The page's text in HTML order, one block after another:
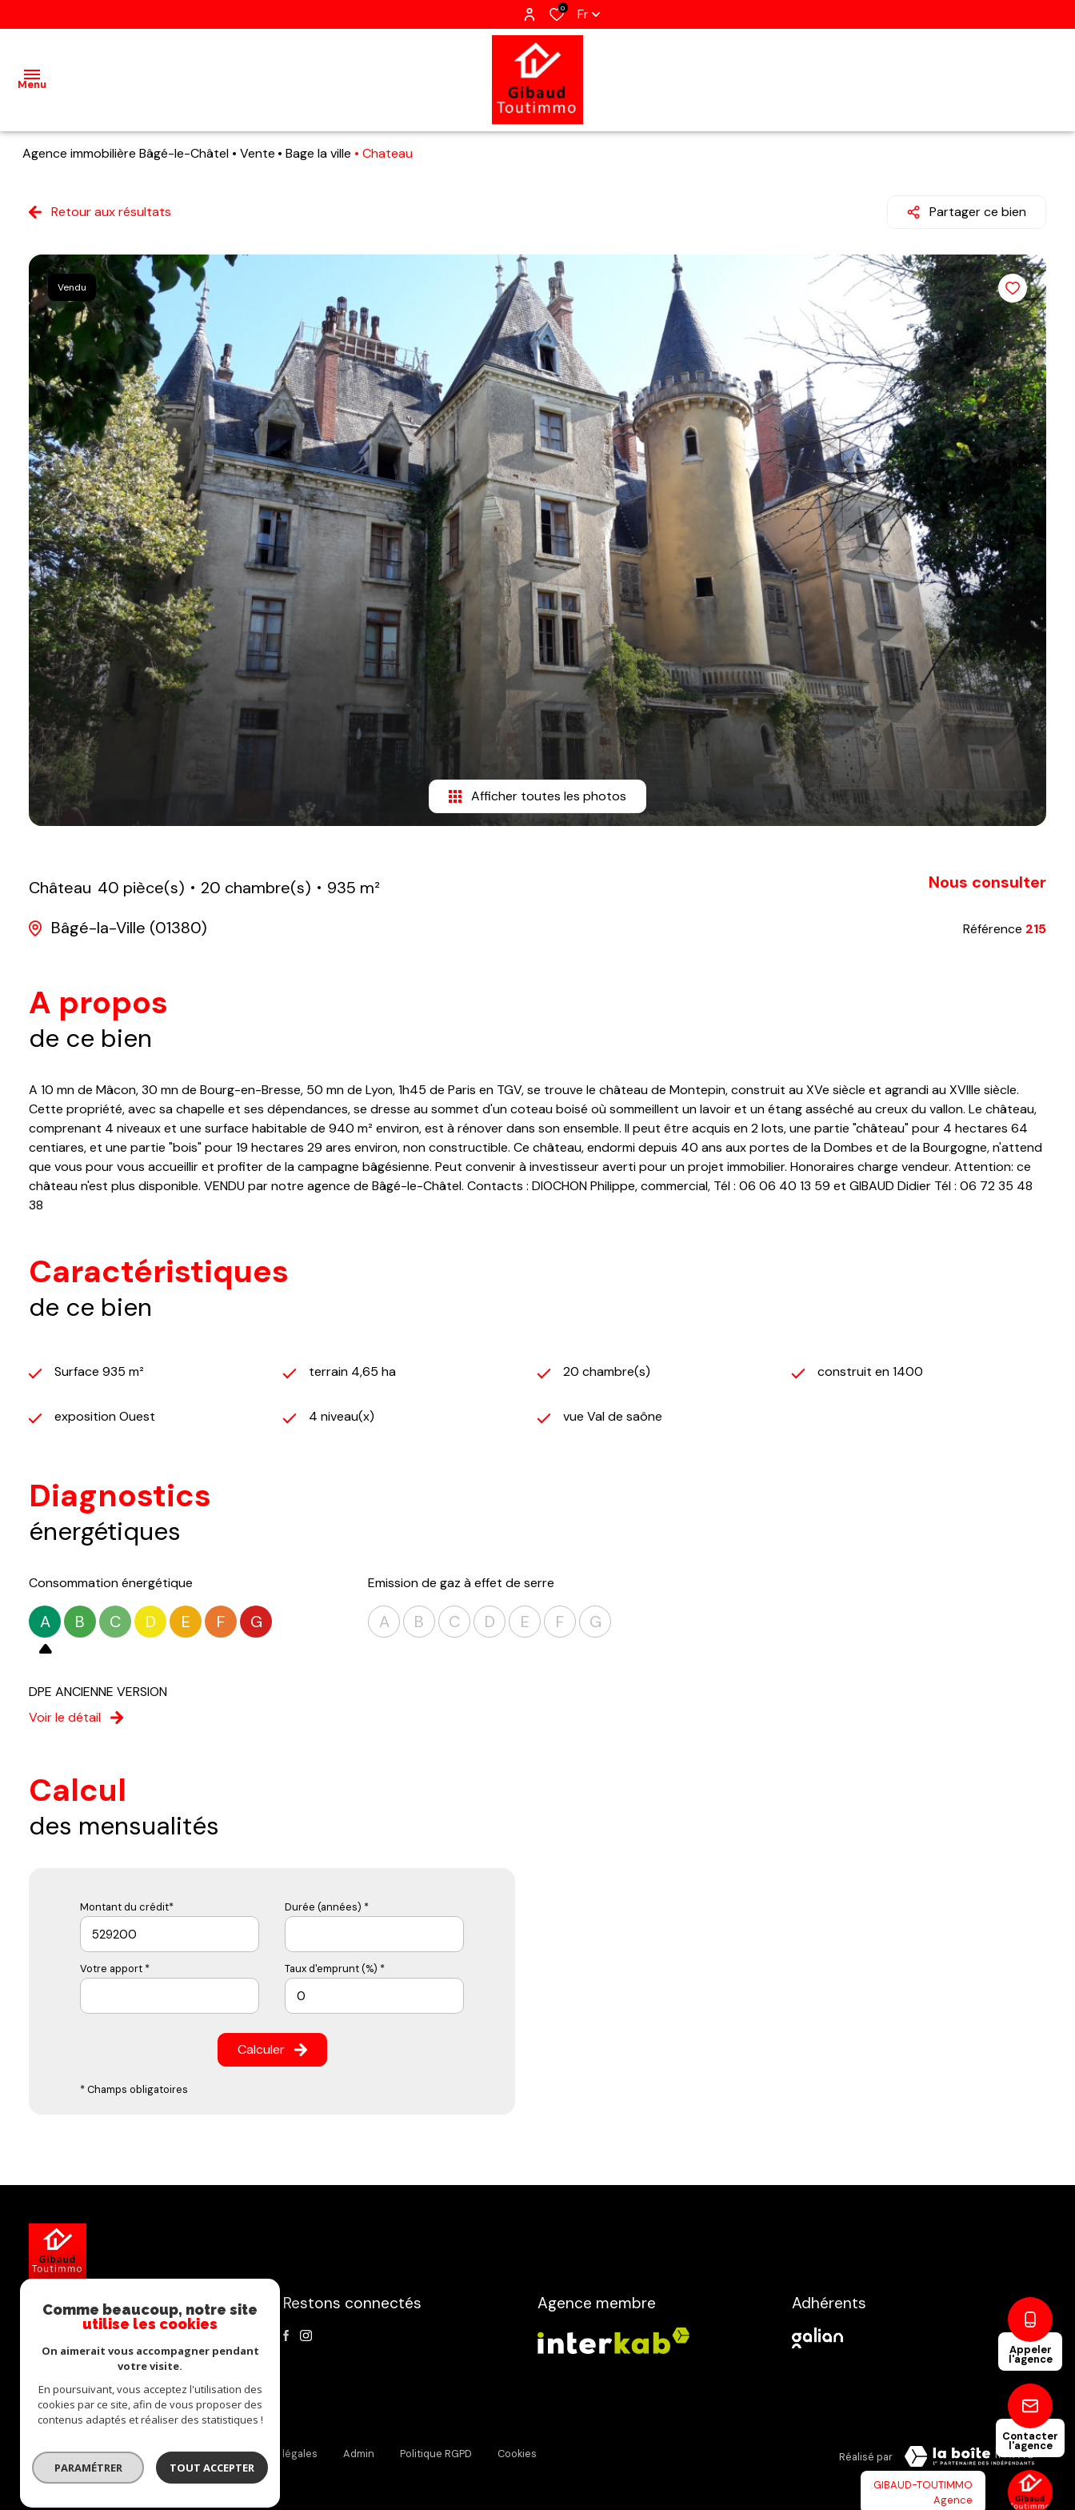
0 Fr
Menu
Ventes
Locations
Estimation
Qui
sommes-
nous
Contact
Agence immobilière Bâgé-le-Châtel Vente Bage la ville Chateau
GIBAUD-TOUTIMMO
Agence
Appeler
l'agence
Contacter
l'agence
Retour aux résultats Partager ce bien
Vendu
Afficher toutes les photos
Château 40 pièce(s) 20 chambre(s)
935 m²
Bâgé-la-Ville (01380)
Nous consulter
Référence 215
A propos
de ce bien
A 10 mn de Mâcon, 30 mn de Bourg-en-Bresse, 50 mn de Lyon, 1h45 de Paris en TGV, se trouve le château de Montepin, construit au XVe siècle et agrandi au XVIIIe siècle.
Cette propriété, avec sa chapelle et ses dépendances, se dresse au sommet d'un coteau boisé où sommeillent un lavoir et un étang asséché au creux du vallon. Le château,
comprenant 4 niveaux et une surface habitable de 940 m² environ, est à rénover dans son ensemble. Il peut être acquis en 2 lots, une partie "château" pour 4 hectares 64
centiares, et une partie "bois" pour 19 hectares 29 ares environ, non constructible. Ce château, endormi depuis 40 ans aux portes de la Dombes et de la Bourgogne, n'attend
que vous pour vous accueillir et profiter de la campagne bâgésienne. Peut convenir à investisseur averti pour un projet immobilier. Honoraires charge vendeur. Attention: ce
château n'est plus disponible. VENDU par notre agence de Bâgé-le-Châtel. Contacts : DIOCHON Philippe, commercial, Tél : 06 06 40 13 59 et GIBAUD Didier Tél : 06 72 35 48
38
Caractéristiques
de ce bien
Surface 935 m² terrain 4,65 ha 20 chambre(s) construit en 1400
exposition Ouest 4 niveau(x) vue Val de saône
Diagnostics
énergétiques
Consommation énergétique
A B C D E F G
Emission de gaz à effet de serre
A B C D E F G
DPE ANCIENNE VERSION
Voir le détail
Calcul
des mensualités
Montant du crédit* Durée (années) *
Votre apport * Taux d'emprunt (%) *
Calculer
* Champs obligatoires
GIBAUD-TOUTIMMO
tom.gibaud@orange.fr
01380 Bâgé-le-Châtel
Restons connectés Agence membre Adhérents
Nos partenaires Nos honoraires Mentions légales Admin Politique RGPD Cookies
© 2026 | Tous droits réservés
Réalisé par
Comme beaucoup, notre site
utilise les cookies
On aimerait vous accompagner pendant
votre visite.
En poursuivant, vous acceptez l'utilisation des
cookies par ce site, afin de vous proposer des
contenus adaptés et réaliser des statistiques !
PARAMÉTRER TOUT ACCEPTER